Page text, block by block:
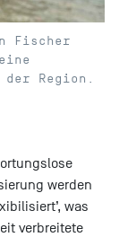
Fischer
Region.
werden
was
verbreitete